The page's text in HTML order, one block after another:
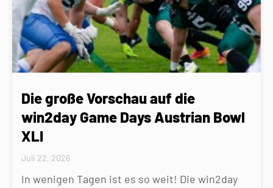
Die große Vorschau auf die
win2day Game Days Austrian Bowl
XLI
Juli 22, 2026
In wenigen Tagen ist es so weit! Die win2day